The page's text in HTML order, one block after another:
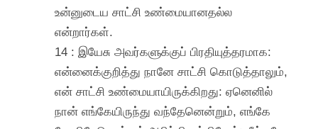
உன்னுடைய சாட்சி உண்மையானதல்ல
என்றார்கள்.
14 : இயேசு அவர்களுக்குப் பிரதியுத்தரமாக:
என்னைக்குறித்து நானே சாட்சி கொடுத்தாலும்,
என் சாட்சி உண்மையாயிருக்கிறது: ஏனெனில்
நான் எங்கேயிருந்து வந்தேனென்றும், எங்கே